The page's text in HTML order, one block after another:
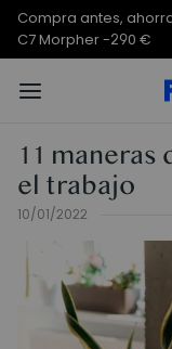
Compra antes, ahorra
Plus -200 €
11 maneras
el trabajo
10/01/2022